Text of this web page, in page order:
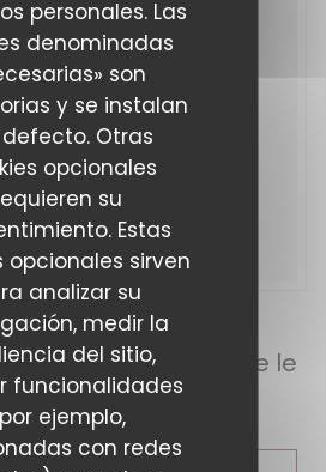
personales. Las
denominadas
son
y se instalan
Otras
opcionales
su
Estas
opcionales sirven
analizar su
medir la
del sitio,
funcionalidades
ejemplo,
con redes
en avant-première le
Toulousain